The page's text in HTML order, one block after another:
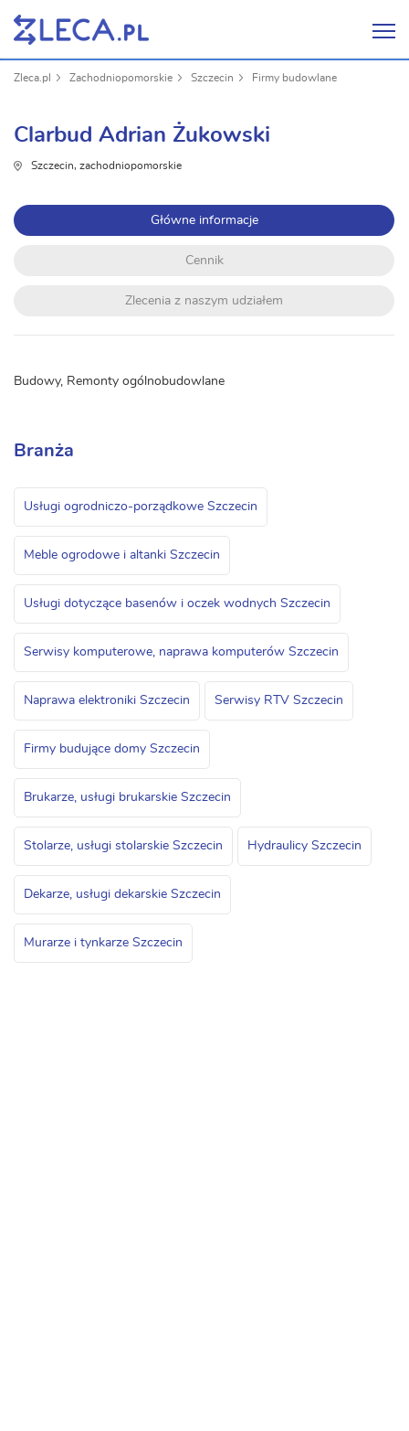
Zleca.pl Zachodniopomorskie Szczecin Firmy budowlane
Clarbud Adrian Żukowski
Szczecin, zachodniopomorskie
Główne informacje
Cennik
Zlecenia z naszym udziałem
Budowy, Remonty ogólnobudowlane
Branża
Usługi ogrodniczo-porządkowe Szczecin
Meble ogrodowe i altanki Szczecin
Usługi dotyczące basenów i oczek wodnych Szczecin
Serwisy komputerowe, naprawa komputerów Szczecin
Naprawa elektroniki Szczecin Serwisy RTV Szczecin
Firmy budujące domy Szczecin
Brukarze, usługi brukarskie Szczecin
Stolarze, usługi stolarskie Szczecin Hydraulicy Szczecin
Dekarze, usługi dekarskie Szczecin
Murarze i tynkarze Szczecin